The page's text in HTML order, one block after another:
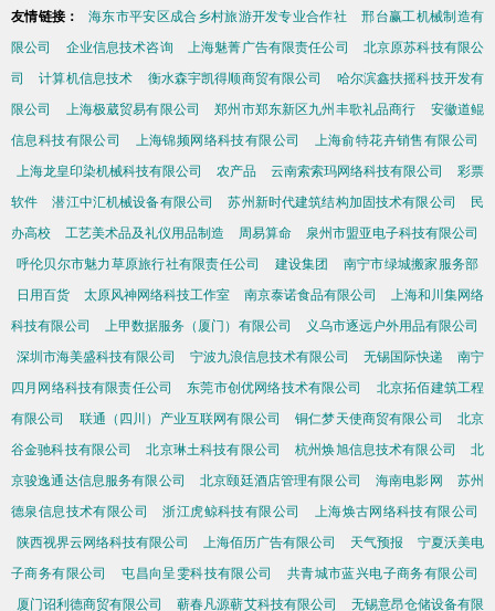
友情链接： 海东市平安区成合乡村旅游开发专业合作社
邢台赢工机械制造有
限公司
企业信息技术咨询 上海魅菁广告有限责任公司
北京原苏科技有限公
司
计算机信息技术 衡水森宇凯得顺商贸有限公司
哈尔滨鑫扶摇科技开发有
限公司
上海极葳贸易有限公司 郑州市郑东新区九州丰歌礼品商行
安徽道鲲
信息科技有限公司
上海锦频网络科技有限公司
上海俞特花卉销售有限公司
上海龙皇印染机械科技有限公司
农产品 云南索索玛网络科技有限公司
彩票
软件
潜江中汇机械设备有限公司 苏州新时代建筑结构加固技术有限公司
民
办高校
工艺美术品及礼仪用品制造 周易算命
泉州市盟亚电子科技有限公司
呼伦贝尔市魅力草原旅行社有限责任公司
建设集团
南宁市绿城搬家服务部
日用百货
太原风神网络科技工作室 南京泰诺食品有限公司
上海和川集网络
科技有限公司
上甲数据服务（厦门）有限公司
义乌市逐远户外用品有限公司
深圳市海美盛科技有限公司
宁波九浪信息技术有限公司 无锡国际快递
南宁
四月网络科技有限责任公司
东莞市创优网络技术有限公司
北京拓佰建筑工程
有限公司
联通（四川）产业互联网有限公司 铜仁梦天使商贸有限公司
北京
谷金驰科技有限公司
北京琳土科技有限公司 杭州焕旭信息技术有限公司
北
京骏逸通达信息服务有限公司
北京颐廷酒店管理有限公司 海南电影网
苏州
德泉信息技术有限公司
浙江虎鲸科技有限公司
上海焕古网络科技有限公司
陕西视界云网络科技有限公司
上海佰历广告有限公司 天气预报
宁夏沃美电
子商务有限公司
屯昌向呈雯科技有限公司
共青城市蓝兴电子商务有限公司
厦门诏利德商贸有限公司
蕲春凡源蕲艾科技有限公司 无锡意昂仓储设备有限